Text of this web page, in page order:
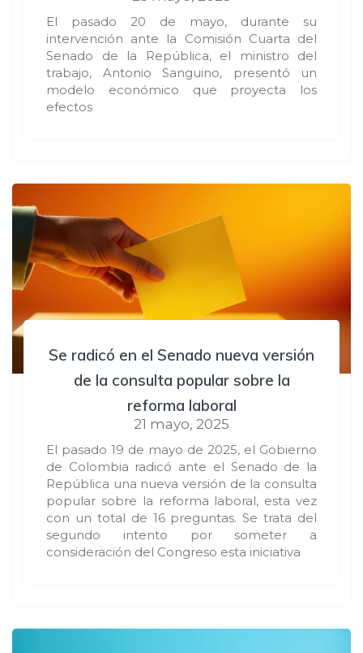
El pasado 20 de mayo, durante su
intervención ante la Comisión Cuarta del
Senado de la República, el ministro del
trabajo, Antonio Sanguino, presentó un
modelo económico que proyecta los
efectos
Se radicó en el Senado nueva versión
de la consulta popular sobre la
reforma laboral
21 mayo, 2025
El pasado 19 de mayo de 2025, el Gobierno
de Colombia radicó ante el Senado de la
República una nueva versión de la consulta
popular sobre la reforma laboral, esta vez
con un total de 16 preguntas. Se trata del
segundo intento por someter a
consideración del Congreso esta iniciativa